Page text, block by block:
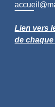
Lien vers
de